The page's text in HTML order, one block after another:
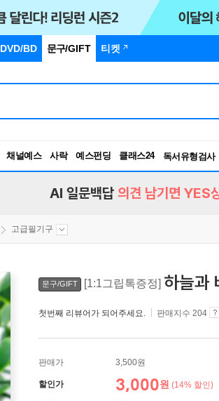
DVD/BD 문구/GIFT 티켓
채널예스 사락 예스펀딩 클래스24
독서유형검사
RBTI Lab
AI 일문백답 의견 남기면 YES
고급필기구
문구/GIFT [1:1그립톡증정] 하늘과
첫번째 리뷰어가 되어주세요. 판매지수 204
판매가 3,500원
할인가 3,000원 (14% 할인)